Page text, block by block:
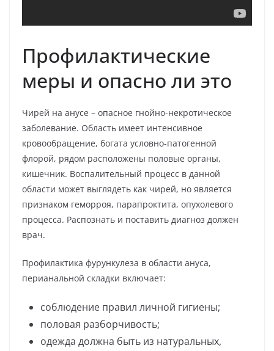
Профилактические
меры и опасно ли это
Чирей на анусе – опасное гнойно-некротическое
заболевание. Область имеет интенсивное
кровообращение, богата условно-патогенной
флорой, рядом расположены половые органы,
кишечник. Воспалительный процесс в данной
области может выглядеть как чирей, но является
признаком геморроя, парапроктита, опухолевого
процесса. Распознать и поставить диагноз должен
врач.
Профилактика фурункулеза в области ануса,
перианальной складки включает:
соблюдение правил личной гигиены;
половая разборчивость;
одежда должна быть из натуральных,